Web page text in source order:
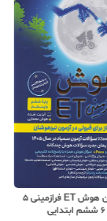
گامی تا فرزانگان هوش ET فرازمینی 5